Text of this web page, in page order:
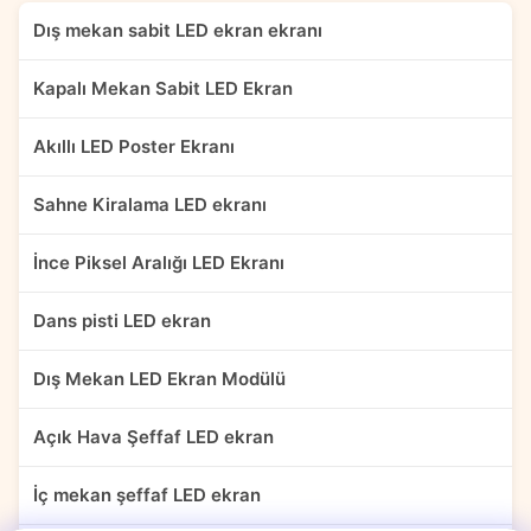
Dış mekan sabit LED ekran ekranı
Kapalı Mekan Sabit LED Ekran
Akıllı LED Poster Ekranı
Sahne Kiralama LED ekranı
İnce Piksel Aralığı LED Ekranı
Dans pisti LED ekran
Dış Mekan LED Ekran Modülü
Açık Hava Şeffaf LED ekran
İç mekan şeffaf LED ekran